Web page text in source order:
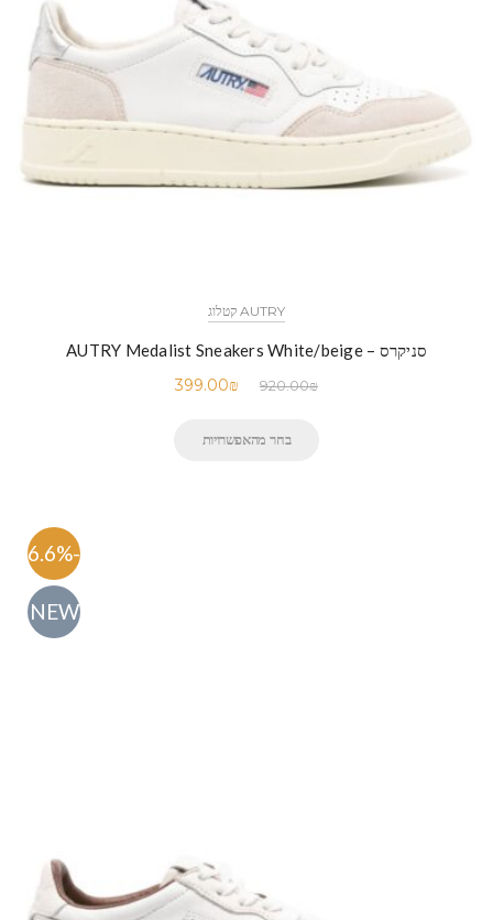
AUTRY קטלוג
סניקרס – AUTRY Medalist Sneakers White/beige
920.00₪
399.00₪
בחר מהאפשרויות
-56.6%
NEW